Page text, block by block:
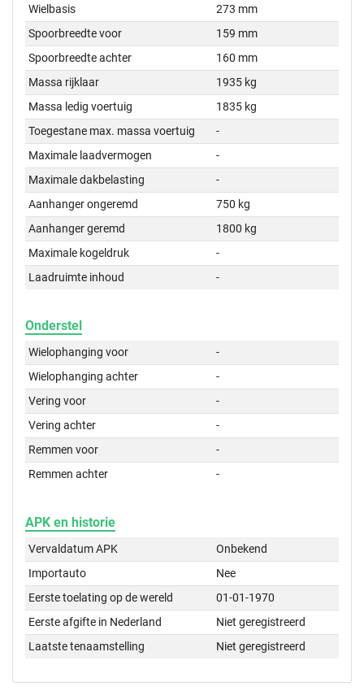
Wielbasis
273 mm
Spoorbreedte voor
159 mm
Spoorbreedte achter
160 mm
Massa rijklaar
1935 kg
Massa ledig voertuig
1835 kg
Toegestane max. massa voertuig
-
Maximale laadvermogen
-
Maximale dakbelasting
-
Aanhanger ongeremd
750 kg
Aanhanger geremd
1800 kg
Maximale kogeldruk
-
Laadruimte inhoud
-
Onderstel
Wielophanging voor
-
Wielophanging achter
-
Vering voor
-
Vering achter
-
Remmen voor
-
Remmen achter
-
APK en historie
Vervaldatum APK
Onbekend
Importauto
Nee
Eerste toelating op de wereld
01-01-1970
Eerste afgifte in Nederland
Niet geregistreerd
Laatste tenaamstelling
Niet geregistreerd